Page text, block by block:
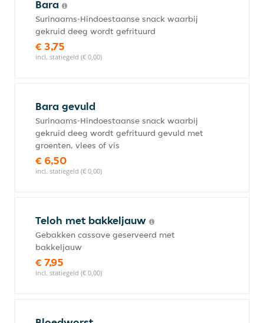
Bara
Surinaams-Hindoestaanse snack waarbij
gekruid deeg wordt gefrituurd
€ 3,75
incl. statiegeld (€ 0,00)
Bara gevuld
Surinaams-Hindoestaanse snack waarbij
gekruid deeg wordt gefrituurd gevuld met
groenten, vlees of vis
€ 6,50
incl. statiegeld (€ 0,00)
Teloh met bakkeljauw
Gebakken cassave geserveerd met
bakkeljauw
€ 7,95
incl. statiegeld (€ 0,00)